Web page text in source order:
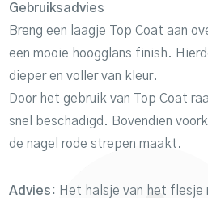
Gebruiksadvies
Breng een laagje Top Coat aan
een mooie hoogglans finish.
dieper en voller van kleur.
Door het gebruik van Top Coat
snel beschadigd. Bovendien
de nagel rode strepen maakt.
Advies: Het halsje van het flesje